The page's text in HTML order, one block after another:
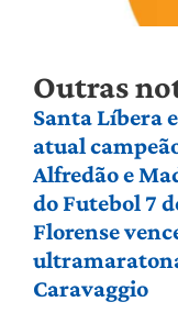
Outras
Santa Líbera
atual
Alfredão e
do Futebol 7
Florense
Caravaggio